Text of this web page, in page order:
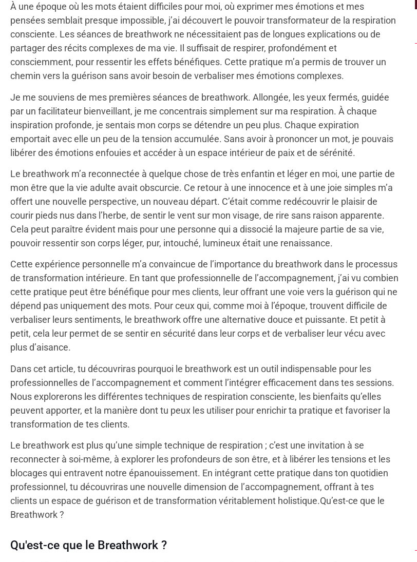
À une époque où les mots étaient difficiles pour moi, où exprimer mes émotions et mes
pensées semblait presque impossible, j’ai découvert le pouvoir transformateur de la respiration
consciente. Les séances de breathwork ne nécessitaient pas de longues explications ou de
partager des récits complexes de ma vie. Il suffisait de respirer, profondément et
consciemment, pour ressentir les effets bénéfiques. Cette pratique m’a permis de trouver un
chemin vers la guérison sans avoir besoin de verbaliser mes émotions complexes.
Je me souviens de mes premières séances de breathwork. Allongée, les yeux fermés, guidée
par un facilitateur bienveillant, je me concentrais simplement sur ma respiration. À chaque
inspiration profonde, je sentais mon corps se détendre un peu plus. Chaque expiration
emportait avec elle un peu de la tension accumulée. Sans avoir à prononcer un mot, je pouvais
libérer des émotions enfouies et accéder à un espace intérieur de paix et de sérénité.
Le breathwork m’a reconnectée à quelque chose de très enfantin et léger en moi, une partie de
mon être que la vie adulte avait obscurcie. Ce retour à une innocence et à une joie simples m’a
offert une nouvelle perspective, un nouveau départ. C’était comme redécouvrir le plaisir de
courir pieds nus dans l’herbe, de sentir le vent sur mon visage, de rire sans raison apparente.
Cela peut paraître évident mais pour une personne qui a dissocié la majeure partie de sa vie,
pouvoir ressentir son corps léger, pur, intouché, lumineux était une renaissance.
Cette expérience personnelle m’a convaincue de l’importance du breathwork dans le processus
de transformation intérieure. En tant que professionnelle de l’accompagnement, j’ai vu combien
cette pratique peut être bénéfique pour mes clients, leur offrant une voie vers la guérison qui ne
dépend pas uniquement des mots. Pour ceux qui, comme moi à l’époque, trouvent difficile de
verbaliser leurs sentiments, le breathwork offre une alternative douce et puissante. Et petit à
petit, cela leur permet de se sentir en sécurité dans leur corps et de verbaliser leur vécu avec
plus d’aisance.
Dans cet article, tu découvriras pourquoi le breathwork est un outil indispensable pour les
professionnelles de l’accompagnement et comment l’intégrer efficacement dans tes sessions.
Nous explorerons les différentes techniques de respiration consciente, les bienfaits qu’elles
peuvent apporter, et la manière dont tu peux les utiliser pour enrichir ta pratique et favoriser la
transformation de tes clients.
Le breathwork est plus qu’une simple technique de respiration ; c’est une invitation à se
reconnecter à soi-même, à explorer les profondeurs de son être, et à libérer les tensions et les
blocages qui entravent notre épanouissement. En intégrant cette pratique dans ton quotidien
professionnel, tu découvriras une nouvelle dimension de l’accompagnement, offrant à tes
clients un espace de guérison et de transformation véritablement holistique.Qu’est-ce que le
Breathwork ?
Qu'est-ce que le Breathwork ?